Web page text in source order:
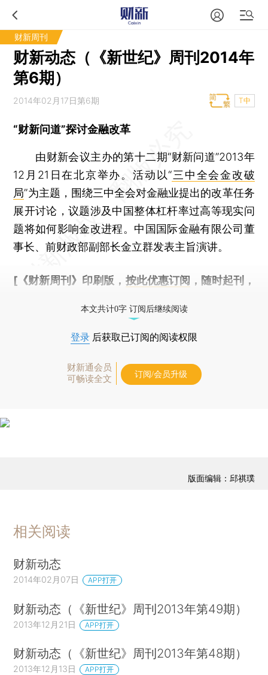
财新周刊
财新动态（《新世纪》周刊2014年
第6期）
2014年02月17日第6期 T中
“财新问道”探讨金融改革
由财新会议主办的第十二期“财新问道”2013年
12月21日在北京举办。活动以“三中全会金改破
局”为主题，围绕三中全会对金融业提出的改革任务
展开讨论，议题涉及中国整体杠杆率过高等现实问
题将如何影响金改进程。中国国际金融有限公司董
事长、前财政部副部长金立群发表主旨演讲。
[《财新周刊》印刷版， 按此优惠订阅 ，随时起刊，
本文共计0字 订阅后继续阅读
登录 后获取已订阅的阅读权限
财新通会员
可畅读全文
订阅/会员升级
版面编辑：邱祺璞
相关阅读
财新动态
2014年02月07日 APP打开
财新动态（《新世纪》周刊2013年第49期）
2013年12月21日 APP打开
财新动态（《新世纪》周刊2013年第48期）
2013年12月13日 APP打开